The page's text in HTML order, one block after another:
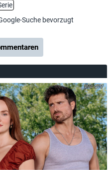
Suche bevorzugt
CTV